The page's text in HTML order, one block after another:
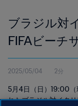
ブラジル対
FIFAビーチ
セーシェル
2025/05/04 2分
5月4日（日）19:00（
れたブラジル対イタ